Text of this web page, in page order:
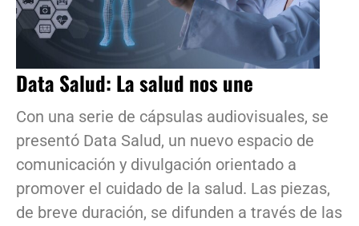
Data Salud: La salud nos une
Con una serie de cápsulas audiovisuales, se
presentó Data Salud, un nuevo espacio de
comunicación y divulgación orientado a
promover el cuidado de la salud. Las piezas,
de breve duración, se difunden a través de las